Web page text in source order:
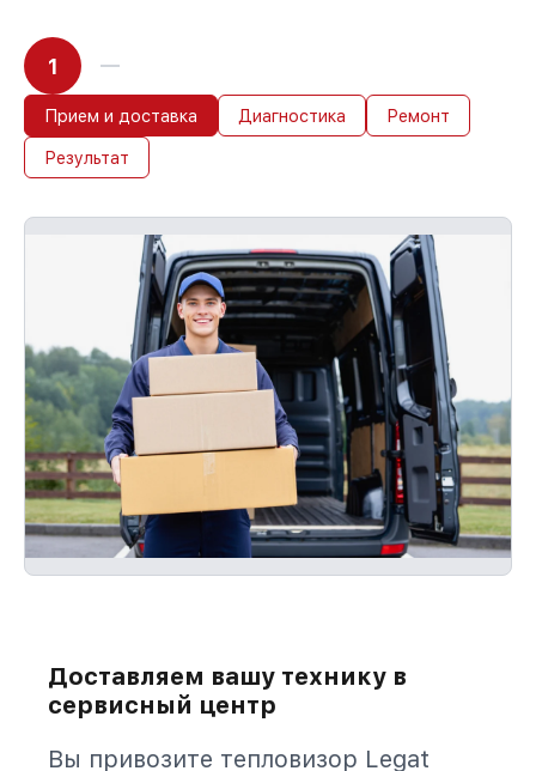
1
Прием и доставка Диагностика Ремонт
Результат
Доставляем вашу технику в
сервисный центр
Вы привозите тепловизор Legat